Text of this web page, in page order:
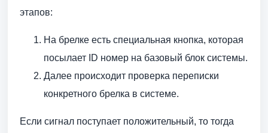
этапов:
На брелке есть специальная кнопка, которая
посылает ID номер на базовый блок системы.
Далее происходит проверка переписки
конкретного брелка в системе.
Если сигнал поступает положительный, то тогда